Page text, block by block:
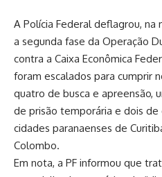
A Polícia Federal deflagrou, na
a segunda fase da Operação
contra a Caixa Econômica
foram escalados para cumprir
quatro de busca e apreensão,
de prisão temporária e dois de
cidades paranaenses de
Colombo.
Em nota, a PF informou que